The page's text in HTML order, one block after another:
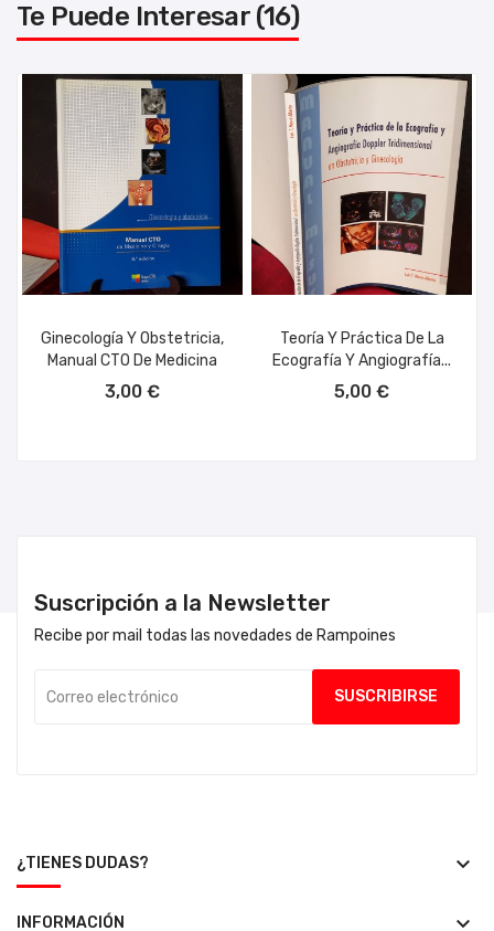
Te Puede Interesar (16)
Ginecología Y Obstetricia,
Manual CTO De Medicina
3,00 €
Teoría Y Práctica De La
Ecografía Y Angiografía...
5,00 €
Suscripción a la Newsletter
Recibe por mail todas las novedades de Rampoines
¿TIENES DUDAS? keyboard_arrow_down
INFORMACIÓN keyboard_arrow_down